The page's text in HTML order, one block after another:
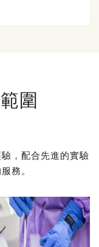
圍
，配合先進的實驗
務。